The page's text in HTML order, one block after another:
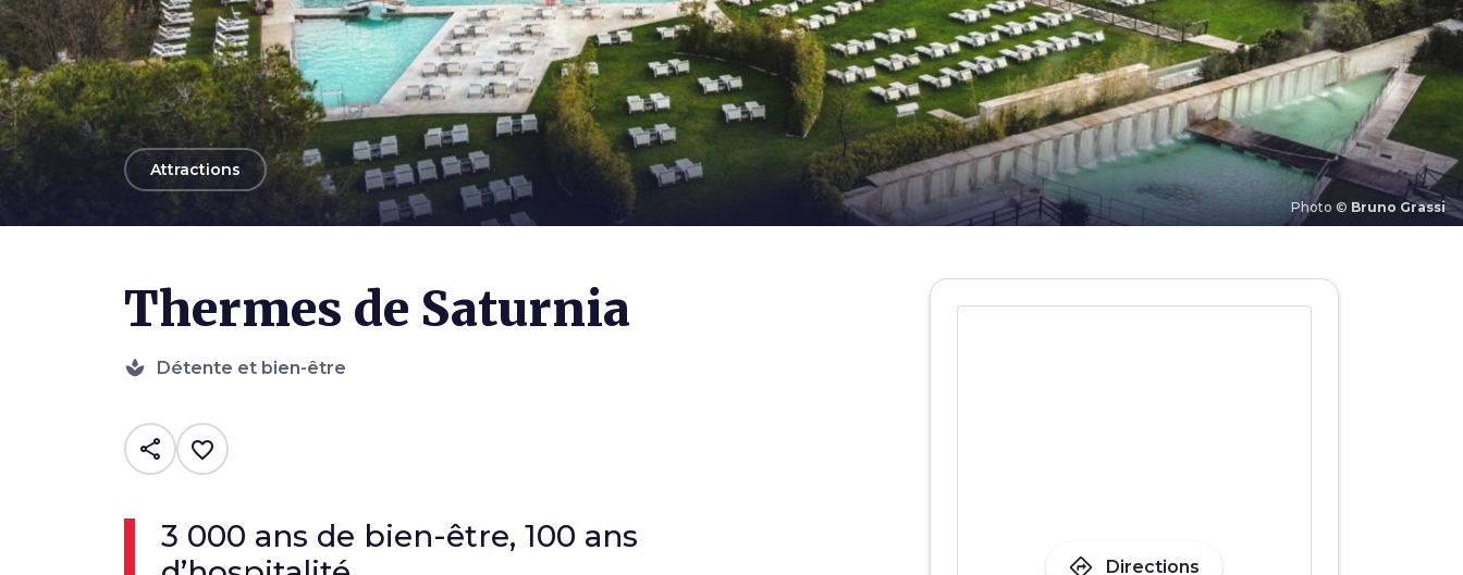
Photo © Bruno Grassi
arrow_back
Attractions
Thermes de Saturnia
spa Détente et bien-être
share favorite_border
3 000 ans de bien-être, 100 ans
directions Directions